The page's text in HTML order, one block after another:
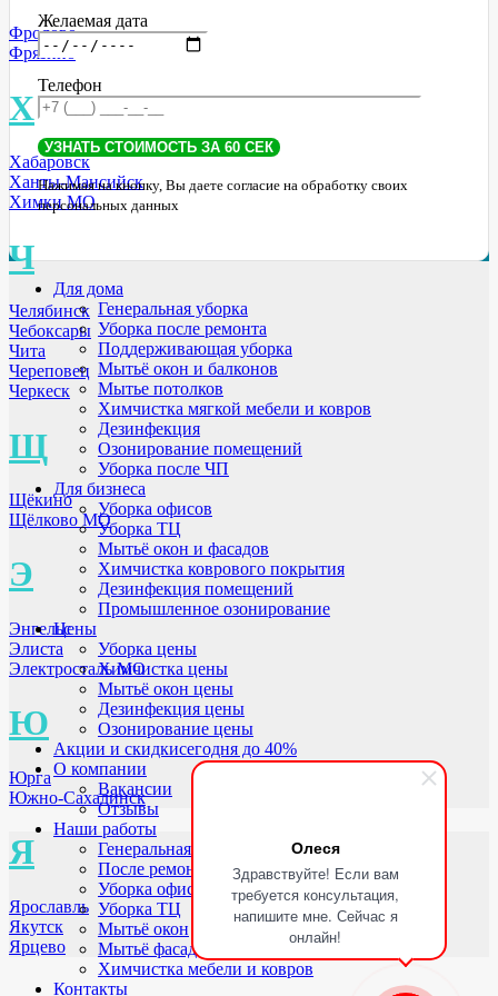
Олеся
Здравствуйте! Если вам
требуется консультация,
напишите мне. Сейчас я
онлайн!
Фролово
Фрязино
Х
Хабаровск
Ханты-Мансийск
Химки МО
Ч
Челябинск
Чебоксары
Чита
Череповец
Черкеск
Щ
Щёкино
Щёлково МО
Э
Энгельс
Элиста
Электросталь МО
Ю
Юрга
Южно-Сахалинск
Я
Ярославль
Якутск
Ярцево
Желаемая дата
Телефон
Нажимая на кнопку, Вы даете согласие на обработку своих
персональных данных
Для дома
Генеральная уборка
Уборка после ремонта
Поддерживающая уборка
Мытьё окон и балконов
Мытье потолков
Химчистка мягкой мебели и ковров
Дезинфекция
Озонирование помещений
Уборка после ЧП
Для бизнеса
Уборка офисов
Уборка ТЦ
Мытьё окон и фасадов
Химчистка коврового покрытия
Дезинфекция помещений
Промышленное озонирование
Цены
Уборка цены
Химчистка цены
Мытьё окон цены
Дезинфекция цены
Озонирование цены
Акции и скидкисегодня до 40%
О компании
Вакансии
Отзывы
Наши работы
Генеральная уборка
После ремонта
Уборка офисов
Уборка ТЦ
Мытьё окон
Мытьё фасадов
Химчистка мебели и ковров
Контакты